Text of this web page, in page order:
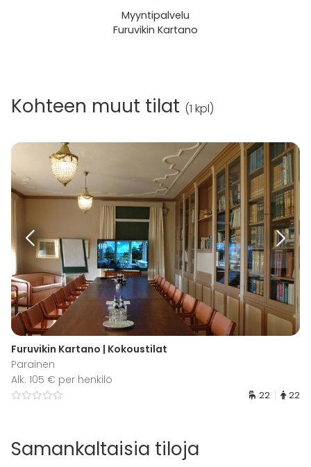
Myyntipalvelu
Furuvikin Kartano
Kohteen muut tilat (1 kpl)
Furuvikin Kartano | Kokoustilat
Parainen
Alk. 105 € per henkilö
22 22
Samankaltaisia tiloja